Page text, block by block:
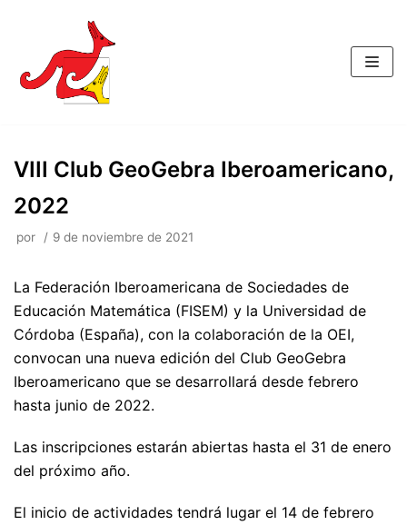
Saltar
al
contenido
VIII Club GeoGebra Iberoamericano,
2022
por 9 de noviembre de 2021
La Federación Iberoamericana de Sociedades de
Educación Matemática (FISEM) y la Universidad de
Córdoba (España), con la colaboración de la OEI,
convocan una nueva edición del Club GeoGebra
Iberoamericano que se desarrollará desde febrero
hasta junio de 2022.
Las inscripciones estarán abiertas hasta el 31 de enero
del próximo año.
El inicio de actividades tendrá lugar el 14 de febrero